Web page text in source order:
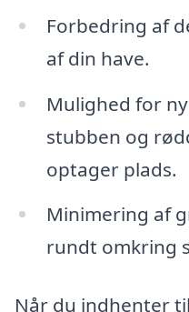
Forbedring af
af din have.
Mulighed for
stubben og
optager plads.
Minimering af
rundt omkring
Når du indhenter